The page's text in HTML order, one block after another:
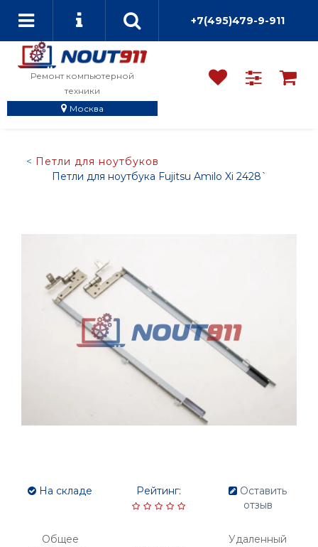
+7(495)479-9-911
Ремонт компьютерной
техники
Москва
Петли для ноутбуков
Петли для ноутбука Fujitsu Amilo Xi 2428`
На складе
Общее
Рейтинг:
Оставить
отзыв
Удаленный